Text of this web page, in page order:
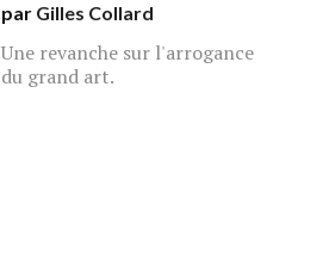
par Gilles Collard
Une revanche sur l'arrogance
du grand art.